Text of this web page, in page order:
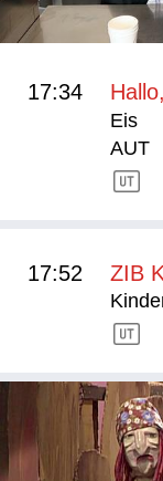
17:34
Eis
AUT
17:52 ZIB